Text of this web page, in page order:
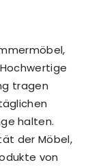
tragen
halten.
der Möbel,
von